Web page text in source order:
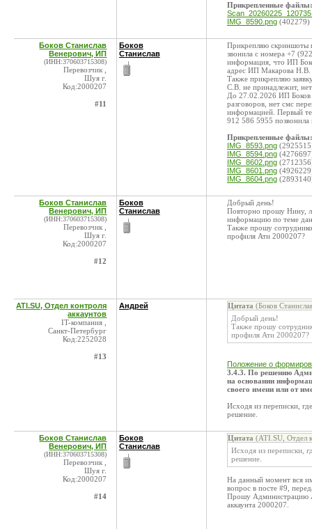
Прикрепленные файлы:
IMG_8590.png (402279)
Боков Станислав
Венерович, ИП
(ИНН:370603715308)
Перевозчик ,
Шуя г.
Код:2000207
#11
Боков
Станислав
Прикрепляю скриншоты
звонила с номера +7
информация, что ИП
адрес ИП Макарова Н.В.
Также прикрепляю
С.В. не принадлежит,
До 27.02.2026 ИП Боков
разговоров, нет смс
информацией. Первый
912 586 5955
Прикрепленные файлы:
IMG_8593.png
IMG_8594.png
IMG_8602.png
IMG_8601.png
IMG_8604.png
Боков Станислав
Венерович, ИП
(ИНН:370603715308)
Перевозчик ,
Шуя г.
Код:2000207
#12
Боков
Станислав
Добрый день!
Повторно прошу Нину,
информацию по теме
Также прошу
профиля Ати 2000207?
ATI.SU, Отдел контроля
аккаунтов
IT-компания ,
Санкт-Петербург
Код:2252028
#13
Андрей Цитата (Боков
Добрый день!
Также прошу
профиля Ати 2000207?
Положение о
3.4.3. По решению
на основании
своего имени или от
Исходя из переписки,
решение.
Боков Станислав
Венерович, ИП
(ИНН:370603715308)
Перевозчик ,
Шуя г.
Код:2000207
#14
Боков
Станислав
Цитата (ATI.SU, Отдел
Исходя из переписки,
решение.
На данный момент вся
вопрос в посте #9,
Прошу Администрацию
аккаунта 2000207.